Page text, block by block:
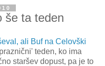
še ta teden
ali Buf na Celovški
teden, ko ima
staršev dopust, pa je to